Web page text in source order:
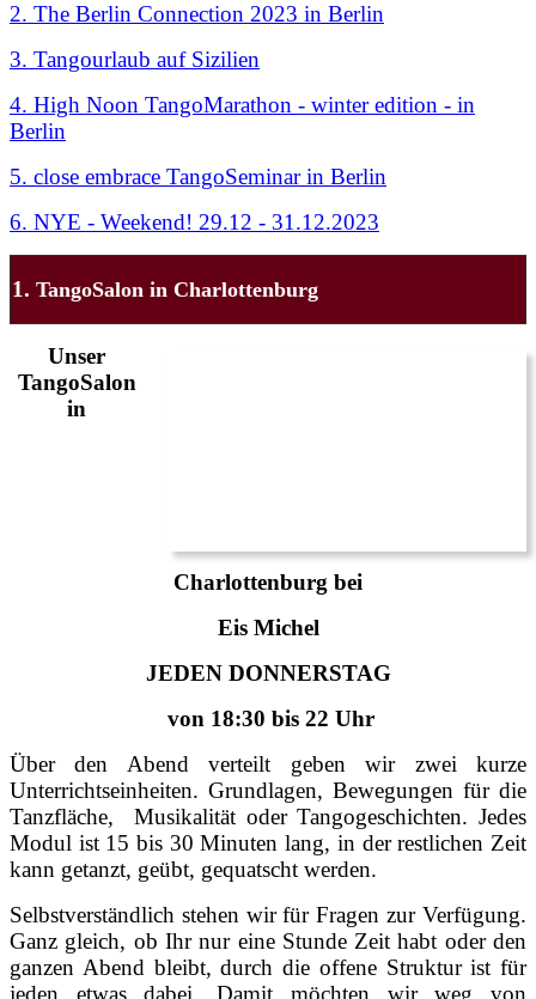
2. The Berlin Connection 2023 in Berlin
3. Tangourlaub auf Sizilien
4. High Noon TangoMarathon - winter edition - in
Berlin
5. close embrace TangoSeminar in Berlin
6. NYE - Weekend! 29.12 - 31.12.2023
1. TangoSalon in Charlottenburg
Unser
TangoSalon
in
Charlottenburg bei
Eis Michel
JEDEN DONNERSTAG
von 18:30 bis 22 Uhr
Über den Abend verteilt geben wir zwei kurze
Unterrichtseinheiten. Grundlagen, Bewegungen für die
Tanzfläche, Musikalität oder Tangogeschichten. Jedes
Modul ist 15 bis 30 Minuten lang, in der restlichen Zeit
kann getanzt, geübt, gequatscht werden.
Selbstverständlich stehen wir für Fragen zur Verfügung.
Ganz gleich, ob Ihr nur eine Stunde Zeit habt oder den
ganzen Abend bleibt, durch die offene Struktur ist für
jeden etwas dabei. Damit möchten wir weg von